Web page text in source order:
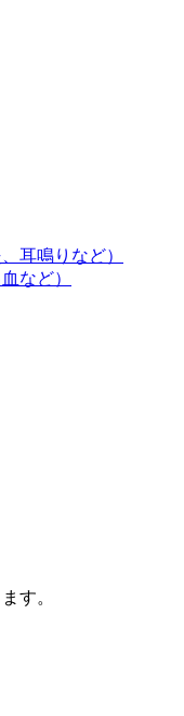
耳鳴りなど）
など）
す。